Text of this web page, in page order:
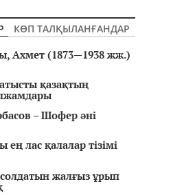
КӨП ТАЛҚЫЛАНҒАНДАР
Ахмет (1873—1938 жж.)
қазақтың
– Шофер әні
ең лас қалалар тізімі
жалғыз ұрып